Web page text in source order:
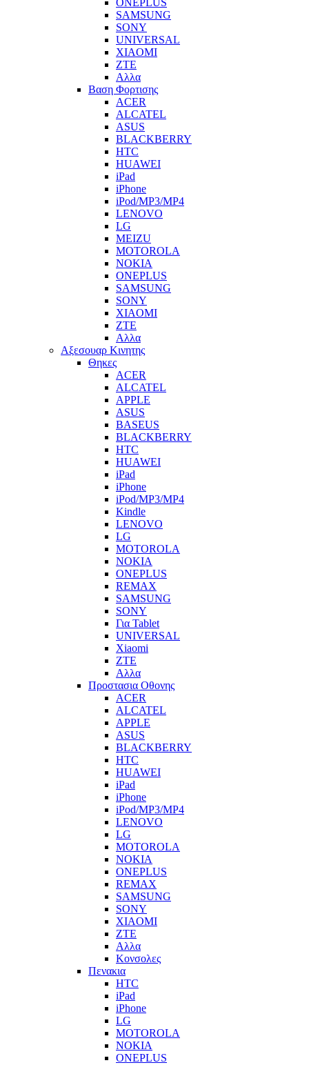
ONEPLUS
SAMSUNG
SONY
UNIVERSAL
XIAOMI
ZTE
Αλλα
Βαση Φορτισης
ACER
ALCATEL
ASUS
BLACKBERRY
HTC
HUAWEI
iPad
iPhone
iPod/MP3/MP4
LENOVO
LG
MEIZU
MOTOROLA
NOKIA
ONEPLUS
SAMSUNG
SONY
XIAOMI
ZTE
Αλλα
Αξεσουαρ Κινητης
Θηκες
ACER
ALCATEL
APPLE
ASUS
BASEUS
BLACKBERRY
HTC
HUAWEI
iPad
iPhone
iPod/MP3/MP4
Kindle
LENOVO
LG
MOTOROLA
NOKIA
ONEPLUS
REMAX
SAMSUNG
SONY
Για Tablet
UNIVERSAL
Xiaomi
ZTE
Αλλα
Προστασια Οθονης
ACER
ALCATEL
APPLE
ASUS
BLACKBERRY
HTC
HUAWEI
iPad
iPhone
iPod/MP3/MP4
LENOVO
LG
MOTOROLA
NOKIA
ONEPLUS
REMAX
SAMSUNG
SONY
XIAOMI
ZTE
Αλλα
Κονσολες
Πενακια
HTC
iPad
iPhone
LG
MOTOROLA
NOKIA
ONEPLUS